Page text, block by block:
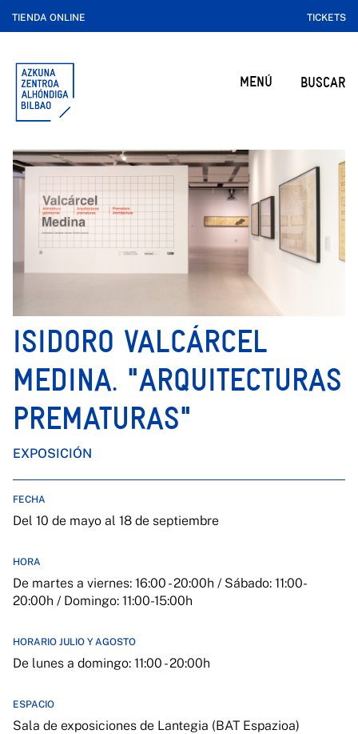
TIENDA ONLINE TICKETS
MENÚ BUSCAR
ISIDORO VALCÁRCEL
MEDINA. "ARQUITECTURAS
PREMATURAS"
EXPOSICIÓN
FECHA
Del 10 de mayo al 18 de septiembre
HORA
De martes a viernes: 16:00 - 20:00h / Sábado: 11:00-
20:00h / Domingo: 11:00-15:00h
HORARIO JULIO Y AGOSTO
De lunes a domingo: 11:00 - 20:00h
ESPACIO
Sala de exposiciones de Lantegia (BAT Espazioa)